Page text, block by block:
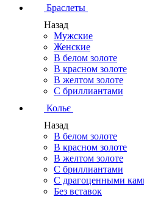
Браслеты
Назад
Мужские
Женские
В белом золоте
В красном золоте
В желтом золоте
С бриллиантами
Кольє
Назад
В белом золоте
В красном золоте
В желтом золоте
С бриллиантами
С драгоценными
Без вставок